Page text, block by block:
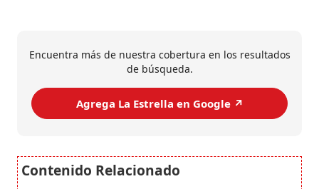
Encuentra más de nuestra cobertura en los resultados
de búsqueda.
Agrega La Estrella en Google ↗️